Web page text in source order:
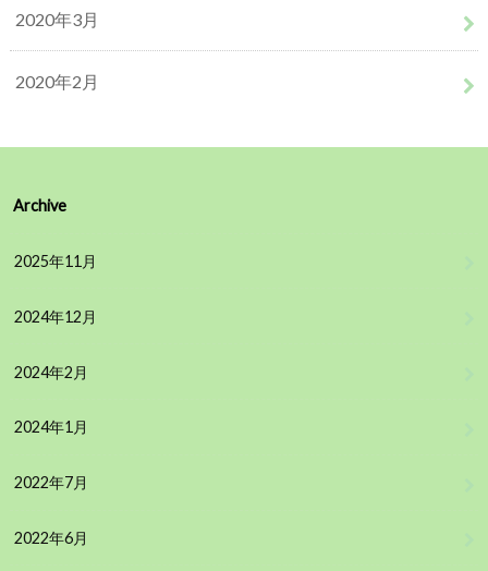
2020年3月
2020年2月
Archive
2025年11月
2024年12月
2024年2月
2024年1月
2022年7月
2022年6月